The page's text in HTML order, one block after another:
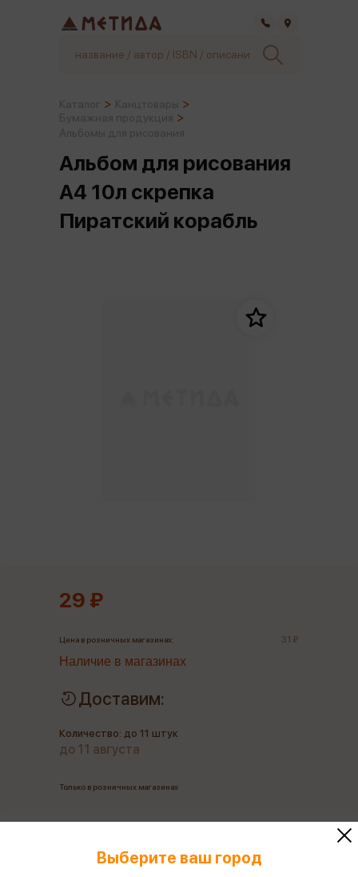
Альбом для рисования
А4 10л скрепка
Пиратский корабль
29 ₽
Цена в розничных магазинах: 31 ₽
Наличие в магазинах
Доставим:
Количество: до 11 штук
до 11 августа
Только в розничных магазинах
Выберите ваш город